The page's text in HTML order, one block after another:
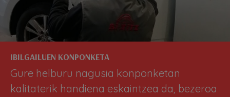
IBILGAILUEN KONPONKETA
Gure helburu nagusia konponketan
kalitaterik handiena eskaintzea da, bezeroa